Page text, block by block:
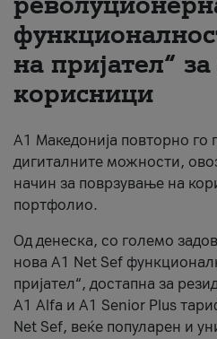
За нас
#ПодобарОнлајн
на пријател“
корисници
А1 Македонија повторно го
дигиталните можности,
начин за поврзување на
портфолио.
Од денеска, со големо
нова A1 Net Sef
пријател“, достапна за
А1 Alfa и A1 Senior Plus
Net Sef, веќе популарен и